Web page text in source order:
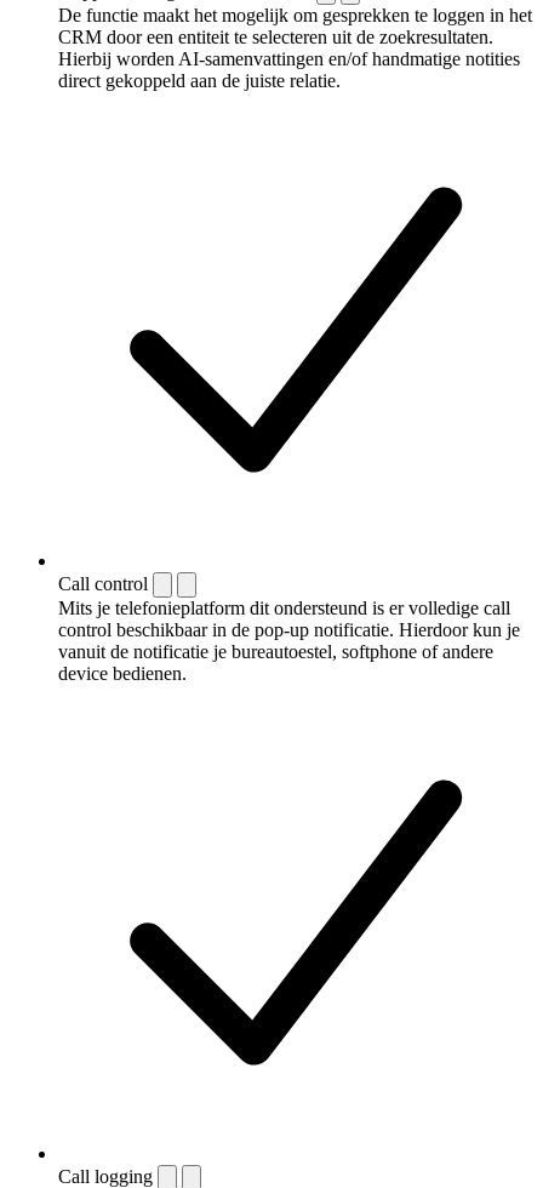
De functie maakt het mogelijk om gesprekken te loggen in het
CRM door een entiteit te selecteren uit de zoekresultaten.
Hierbij worden AI-samenvattingen en/of handmatige notities
direct gekoppeld aan de juiste relatie.
Call control
Mits je telefonieplatform dit ondersteund is er volledige call
control beschikbaar in de pop-up notificatie. Hierdoor kun je
vanuit de notificatie je bureautoestel, softphone of andere
device bedienen.
Call logging